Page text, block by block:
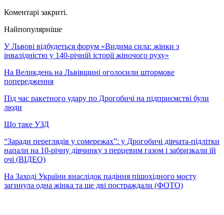
Коментарі закриті.
Найпопулярніше
У Львові відбудеться форум «Видима сила: жінки з
інвалідністю у 140-річній історії жіночого руху»
На Великдень на Львівщині оголосили штормове
попередження
Під час ракетного удару по Дрогобичі на підприємстві були
люди
Що таке УЗД
“Заради переглядів у сомережах”: у Дрогобичі дівчата-підлітки
напали на 10-річну дівчинку з перцевим газом і забризкали їй
очі (ВІДЕО)
На Заході України внаслідок падіння пішохідного мосту
загинула одна жінка та ще дві постраждали (ФОТО)